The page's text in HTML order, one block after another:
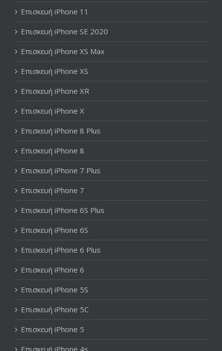
Επισκευή iPhone 11
Επισκευή iPhone SE 2020
Επισκευή iPhone XS Max
Επισκευή iPhone XS
Επισκευή iPhone XR
Επισκευή iPhone X
Επισκευή iPhone 8 Plus
Επισκευή iPhone 8
Επισκευή iPhone 7 Plus
Επισκευή iPhone 7
Επισκευή iPhone 6S Plus
Επισκευή iPhone 6S
Επισκευή iPhone 6 Plus
Επισκευή iPhone 6
Επισκευή iPhone 5S
Επισκευή iPhone 5C
Επισκευή iPhone 5
Επισκευή iPhone 4s